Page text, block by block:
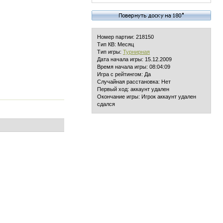
Номер партии: 218150
Тип КВ: Месяц
Тип игры: Турнирная
Дата начала игры: 15.12.2009
Время начала игры: 08:04:09
Игра с рейтингом: Да
Случайная расстановка: Нет
Первый ход: аккаунт удален
Окончание игры: Игрок аккаунт удален
сдался